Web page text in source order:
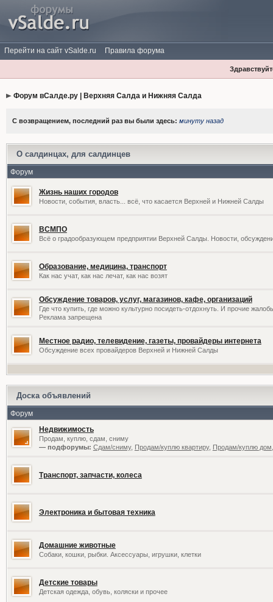
Перейти на сайт vSalde.ru Правила форума
Форум вСалде.ру | Верхняя Салда и Нижняя Салда
С возвращением, последний раз вы были здесь: минуту назад
О салдинцах, для салдинцев
Форум
Жизнь наших городов
Новости, события, власть... всё, что касается Верхней и Нижней Салды
ВСМПО
Всё о градообразующем предприятии Верхней Салды. Новости,
Образование, медицина, транспорт
Как нас учат, как нас лечат, как нас возят
Обсуждение товаров, услуг, магазинов, кафе, организаций
Где что купить, где можно культурно посидеть-отдохнуть. И прочие
Реклама запрещена
Местное радио, телевидение, газеты, провайдеры интернета
Обсуждение всех провайдеров Верхней и Нижней Салды
Доска объявлений
Форум
Недвижимость
Продам, куплю, сдам, сниму
— подфорумы: Сдам/сниму, Продам/куплю квартиру, Продам/куплю
Транспорт, запчасти, колеса
Электроника и бытовая техника
Домашние животные
Собаки, кошки, рыбки. Аксессуары, игрушки, клетки
Детские товары
Детская одежда, обувь, коляски и прочее